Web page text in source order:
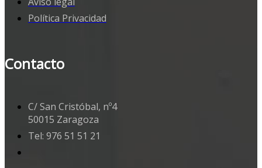
Política Privacidad
Contacto
C/ San Cristóbal, nº4
50015 Zaragoza
Tel: 976 51 51 21